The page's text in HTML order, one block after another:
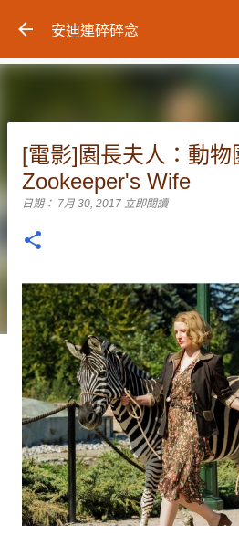
安迪連碎碎念
[電影]園長夫人：動
Zookeeper's Wife
日期： 7月 30, 2017 立即閱讀